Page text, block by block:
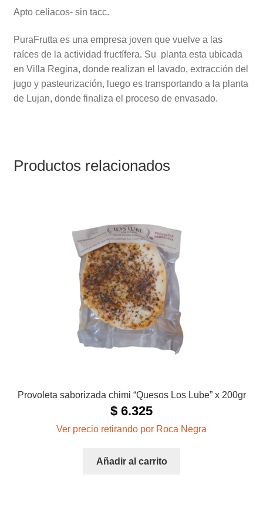
Apto celiacos- sin tacc.
PuraFrutta es una empresa joven que vuelve a las
raíces de la actividad fructífera. Su planta esta ubicada
en Villa Regina, donde realizan el lavado, extracción del
jugo y pasteurización, luego es transportando a la planta
de Lujan, donde finaliza el proceso de envasado.
Productos relacionados
Provoleta saborizada chimi “Quesos Los Lube” x 200gr
$ 6.325
Ver precio retirando por Roca Negra
Añadir al carrito